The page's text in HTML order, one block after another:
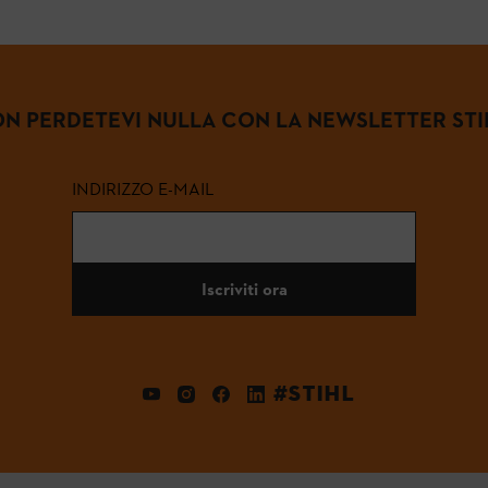
PERDETEVI NULLA CON LA NEWSLETTER
INDIRIZZO E-MAIL
Iscriviti ora
#STIHL